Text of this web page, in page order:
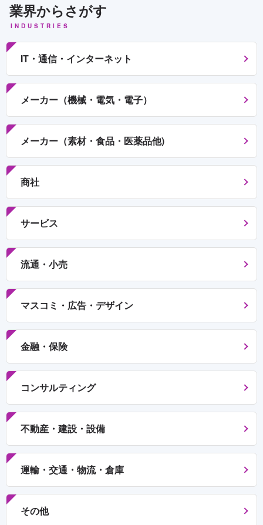
業界からさがす
INDUSTRIES
IT・通信・インターネット
メーカー（機械・電気・電子）
メーカー（素材・食品・医薬品他)
商社
サービス
流通・小売
マスコミ・広告・デザイン
金融・保険
コンサルティング
不動産・建設・設備
運輸・交通・物流・倉庫
その他